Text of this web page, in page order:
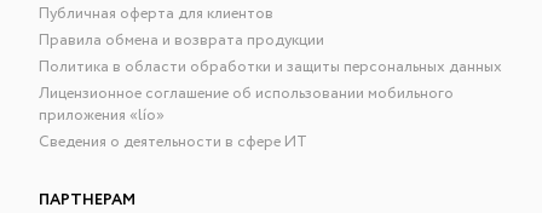
Публичная оферта для клиентов
Правила обмена и возврата продукции
Политика в области обработки и защиты персональных данных
Лицензионное соглашение об использовании мобильного
приложения «lío»
Сведения о деятельности в сфере ИТ
ПАРТНЕРАМ